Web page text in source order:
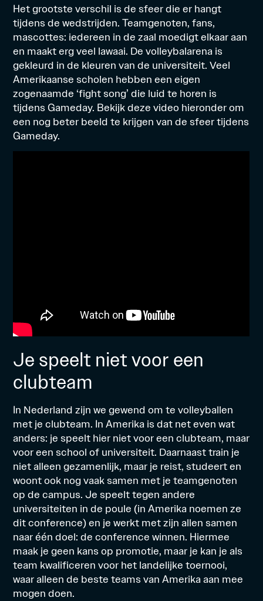
Het grootste verschil is de sfeer die er hangt
tijdens de wedstrijden. Teamgenoten, fans,
mascottes: iedereen in de zaal moedigt elkaar aan
en maakt erg veel lawaai. De volleybalarena is
gekleurd in de kleuren van de universiteit. Veel
Amerikaanse scholen hebben een eigen
zogenaamde ‘fight song’ die luid te horen is
tijdens Gameday. Bekijk deze video hieronder om
een nog beter beeld te krijgen van de sfeer tijdens
Gameday.
Je speelt niet voor een
clubteam
In Nederland zijn we gewend om te volleyballen
met je clubteam. In Amerika is dat net even wat
anders: je speelt hier niet voor een clubteam, maar
voor een school of universiteit. Daarnaast train je
niet alleen gezamenlijk, maar je reist, studeert en
woont ook nog vaak samen met je teamgenoten
op de campus. Je speelt tegen andere
universiteiten in de poule (in Amerika noemen ze
dit conference) en je werkt met zijn allen samen
naar één doel: de conference winnen. Hiermee
maak je geen kans op promotie, maar je kan je als
team kwalificeren voor het landelijke toernooi,
waar alleen de beste teams van Amerika aan mee
mogen doen.